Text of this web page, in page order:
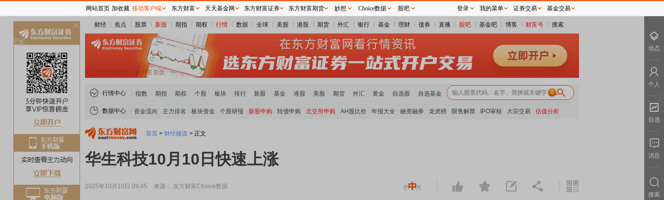
财经 焦点 股票 新股 期指 期权 行情 数据 全球 美股 港股 期货 外汇 银行 基金 理财 债券 直播 股吧 基金吧 博客 财富号 搜索
行情中心 指数 期指 期权 个股 板块 排行 新股 基金 港股 美股 期货 外汇 黄金 自选股 自选基金 0
数据中心 资金流向 主力排名 板块资金 个股研报 新股申购 转债申购 北交所申购 AH股比价 年报大全 融资融券 龙虎榜 限售解禁 IPO审核 大宗交易 估值分析
首页 > 财经频道 > 正文
华生科技10月10日快速上涨
2025年10月10日 09:45 来源： 东方财富Choice数据
网站首页 加收藏 移动客户端 东方财富 天天基金网 东方财富证券 东方财富期货 妙想 Choice数据 股吧 登录 我的菜单 证券交易 基金交易
动态
个人
自选
消息
搜索
关